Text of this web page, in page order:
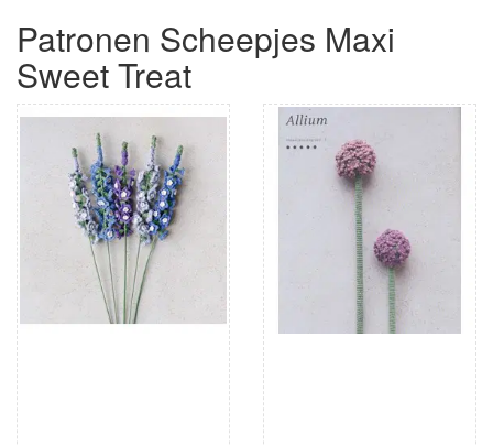
Patronen Scheepjes Maxi
Sweet Treat